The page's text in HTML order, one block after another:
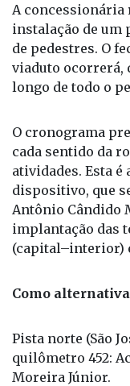
A concessionária
instalação de um
de pedestres. O
viaduto ocorrerá,
longo de todo o
O cronograma
cada sentido da
atividades. Esta
dispositivo, que
Antônio Cândido
implantação das
(capital–interior)
Como
Pista norte (São
quilômetro 452:
Moreira Júnior.